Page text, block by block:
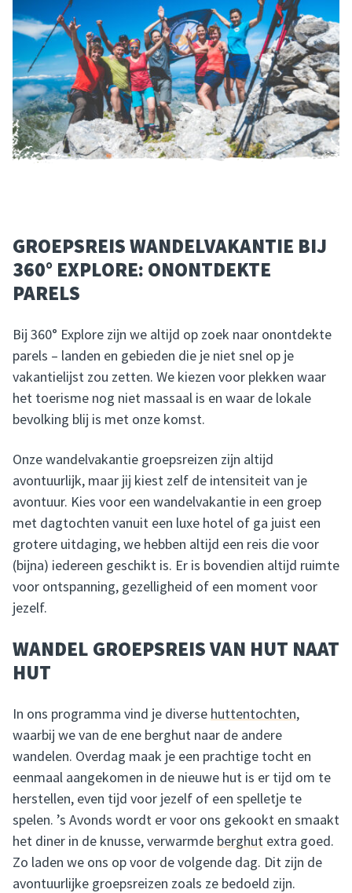
GROEPSREIS WANDELVAKANTIE BIJ
360° EXPLORE: ONONTDEKTE
PARELS
Bij 360° Explore zijn we altijd op zoek naar onontdekte
parels – landen en gebieden die je niet snel op je
vakantielijst zou zetten. We kiezen voor plekken waar
het toerisme nog niet massaal is en waar de lokale
bevolking blij is met onze komst.
Onze wandelvakantie groepsreizen zijn altijd
avontuurlijk, maar jij kiest zelf de intensiteit van je
avontuur. Kies voor een wandelvakantie in een groep
met dagtochten vanuit een luxe hotel of ga juist een
grotere uitdaging, we hebben altijd een reis die voor
(bijna) iedereen geschikt is. Er is bovendien altijd ruimte
voor ontspanning, gezelligheid of een moment voor
jezelf.
WANDEL GROEPSREIS VAN HUT NAAT
HUT
In ons programma vind je diverse huttentochten,
waarbij we van de ene berghut naar de andere
wandelen. Overdag maak je een prachtige tocht en
eenmaal aangekomen in de nieuwe hut is er tijd om te
herstellen, even tijd voor jezelf of een spelletje te
spelen. ’s Avonds wordt er voor ons gekookt en smaakt
het diner in de knusse, verwarmde berghut extra goed.
Zo laden we ons op voor de volgende dag. Dit zijn de
avontuurlijke groepsreizen zoals ze bedoeld zijn.